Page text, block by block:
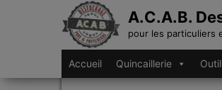
A.C.A.B.
pour les particuliers
Accueil Quincaillerie